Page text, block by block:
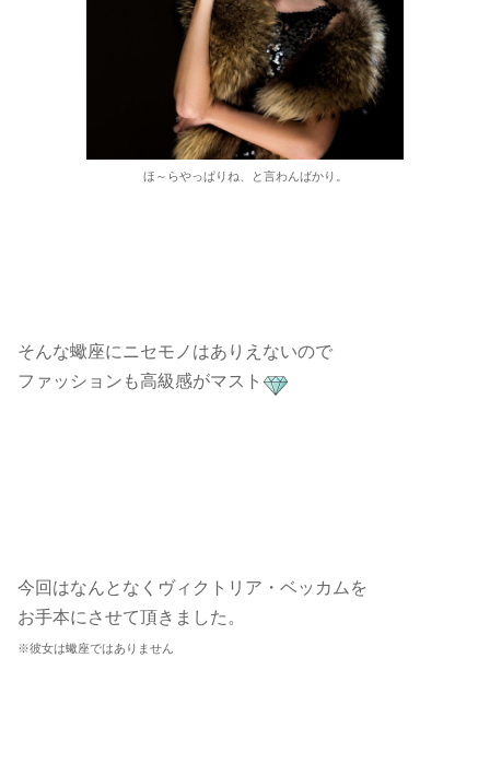
ほ～らやっぱりね、と言わんばかり。
そんな蠍座にニセモノはありえないので
ファッションも高級感がマスト
今回はなんとなくヴィクトリア・ベッカムを
お手本にさせて頂きました。
※彼女は蠍座ではありません